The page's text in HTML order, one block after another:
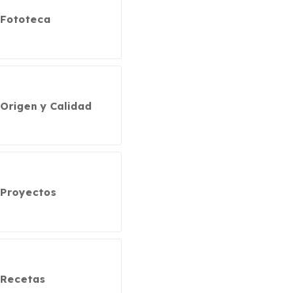
Fototeca
Origen y Calidad
Proyectos
Recetas